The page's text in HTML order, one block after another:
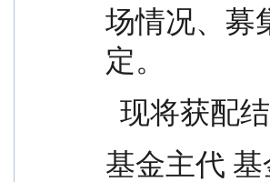
场情况、募
定。
现将获配
基金主代 基